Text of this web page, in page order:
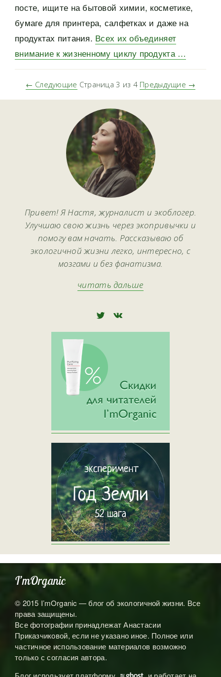
посте, ищите на бытовой химии, косметике,
бумаге для принтера, салфетках и даже на
продуктах питания. Всех их объединяет
внимание к жизненному циклу продукта …
← Следующие Страница 3 из 4 Предыдущие →
Привет! Я Настя, журналист и экоблогер.
Улучшаю свою жизнь через экопривычки и
помогу вам начать. Рассказываю об
экологичной жизни легко, интересно, с
мозгами и без фанатизма.
читать дальше
🅃 🅅
I’mOrganic
© 2015 I’mOrganic — блог об экологичной жизни. Все
права защищены.
Все фотографии принадлежат Анастасии
Приказчиковой, если не указано иное. Полное или
частичное использование материалов возможно
только с согласия автора.